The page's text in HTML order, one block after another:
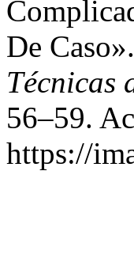
De Caso».
Técnicas
56–59.
https://